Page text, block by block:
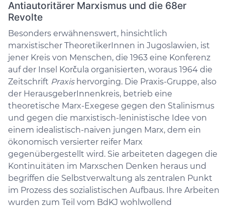
Antiautoritärer Marxismus und die 68er
Revolte
Besonders erwähnenswert, hinsichtlich
marxistischer TheoretikerInnen in Jugoslawien, ist
jener Kreis von Menschen, die 1963 eine Konferenz
auf der Insel Korčula organisierten, woraus 1964 die
Zeitschrift Praxishervorging. Die Praxis-Gruppe, also
der HerausgeberInnenkreis, betrieb eine
theoretische Marx-Exegese gegen den Stalinismus
und gegen die marxistisch-leninistische Idee von
einem idealistisch-naiven jungen Marx, dem ein
ökonomisch versierter reifer Marx
gegenübergestellt wird. Sie arbeiteten dagegen die
Kontinuitäten im Marxschen Denken heraus und
begriffen die Selbstverwaltung als zentralen Punkt
im Prozess des sozialistischen Aufbaus. Ihre Arbeiten
wurden zum Teil vom BdKJ wohlwollend